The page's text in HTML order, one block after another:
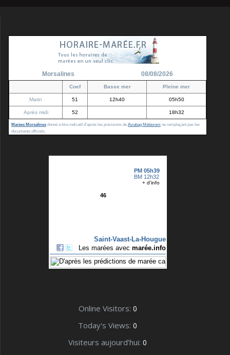
Morsalines 08/08/2026
Coef Basse mer Pleine mer
Matin 51 12h40 05h50
Après midi 52 18h32
Marées Morsalines donné à titre indicatif d'après les prévisions de Aviabag Météorem ne remplaçant pas les
documents officiels.
Online Visitors: 0
Today's Views: 0
Visiteurs aujourd’hui: 0